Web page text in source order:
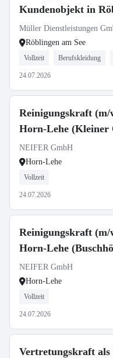
Kundenobjekt in
Müller Dienstleistungen
Röblingen am See
Vollzeit Berufskleidung
24.07.2026
Reinigungskraft
Horn-Lehe (Kleiner
NEIFER GmbH
Horn-Lehe
Vollzeit
24.07.2026
Reinigungskraft
Horn-Lehe
NEIFER GmbH
Horn-Lehe
Vollzeit
24.07.2026
Vertretungskraft als